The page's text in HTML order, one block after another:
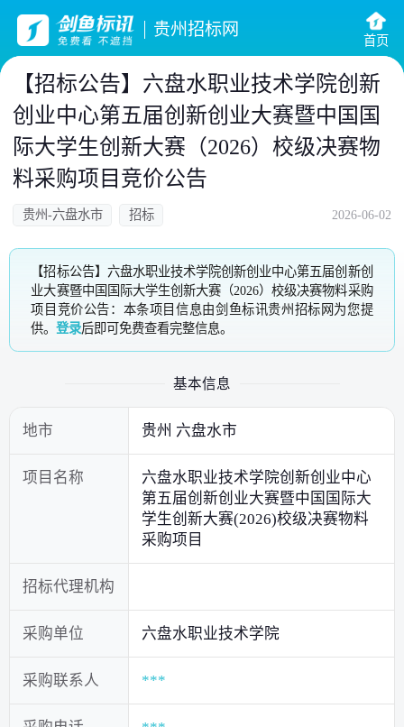
贵州招标网
首页
【招标公告】六盘水职业技术学院创新
创业中心第五届创新创业大赛暨中国国
际大学生创新大赛（2026）校级决赛物
料采购项目竞价公告
贵州-六盘水市 招标 2026-06-02
【招标公告】六盘水职业技术学院创新创业中心第五届创新创
业大赛暨中国国际大学生创新大赛（2026）校级决赛物料采购
项目竞价公告：本条项目信息由剑鱼标讯贵州招标网为您提
供。登录后即可免费查看完整信息。
基本信息
地市 贵州 六盘水市
项目名称
六盘水职业技术学院创新创业中心
第五届创新创业大赛暨中国国际大
学生创新大赛(2026)校级决赛物料
采购项目
招标代理机构
采购单位 六盘水职业技术学院
采购联系人 ***